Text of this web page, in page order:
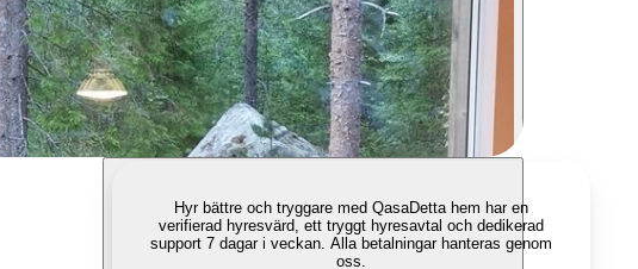
Hyr bättre och tryggare med QasaDetta hem har en
verifierad hyresvärd, ett tryggt hyresavtal och dedikerad
support 7 dagar i veckan. Alla betalningar hanteras genom
oss.